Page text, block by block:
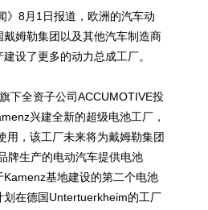
8月1日报道，欧洲的汽车动
姆勒集团以及其他汽车制造商
设了更多的动力总成工厂。
全资子公司ACCUMOTIVE投
兴建全新的超级电池工厂，
用，该工厂未来将为戴姆勒集团
牌生产的电动汽车提供电池
基地建设的第二个电池
划在德国Untertuerkheim的工厂